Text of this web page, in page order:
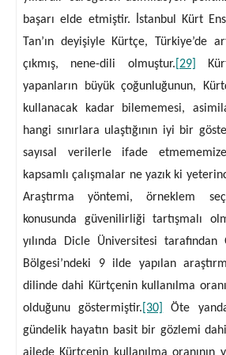
başarı elde etmiştir. İstanbul Kürt
Tan’ın deyişiyle Kürtçe, Türkiye’de
çıkmış, nene-dili olmuştur. [29]
yapanların büyük çoğunluğunun,
kullanacak kadar bilememesi,
hangi sınırlara ulaştığının iyi bir
sayısal verilerle ifade
kapsamlı çalışmalar ne yazık ki
Araştırma yöntemi, örneklem
konusunda güvenilirliği tartışmalı
yılında Dicle Üniversitesi tarafından
Bölgesi’ndeki 9 ilde yapılan
dilinde dahi Kürtçenin kullanılma
olduğunu göstermiştir. [30]
Öte
gündelik hayatın basit bir gözlemi